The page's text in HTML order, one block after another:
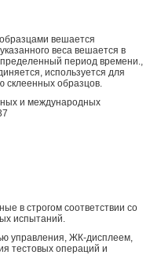
вешается
веса вешается в
период времени.,
используется для
склеенных образцов.
и международных
в строгом соответствии со
испытаний.
управления, ЖК-дисплеем,
тестовых операций и